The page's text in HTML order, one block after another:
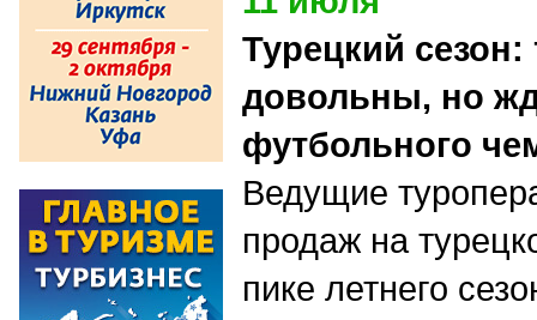
Турецкий
довольны, но
футбольного
Ведущие
продаж на
пике летнего